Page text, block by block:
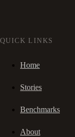
QUICK LINKS
Home
Stories
Benchmarks
About